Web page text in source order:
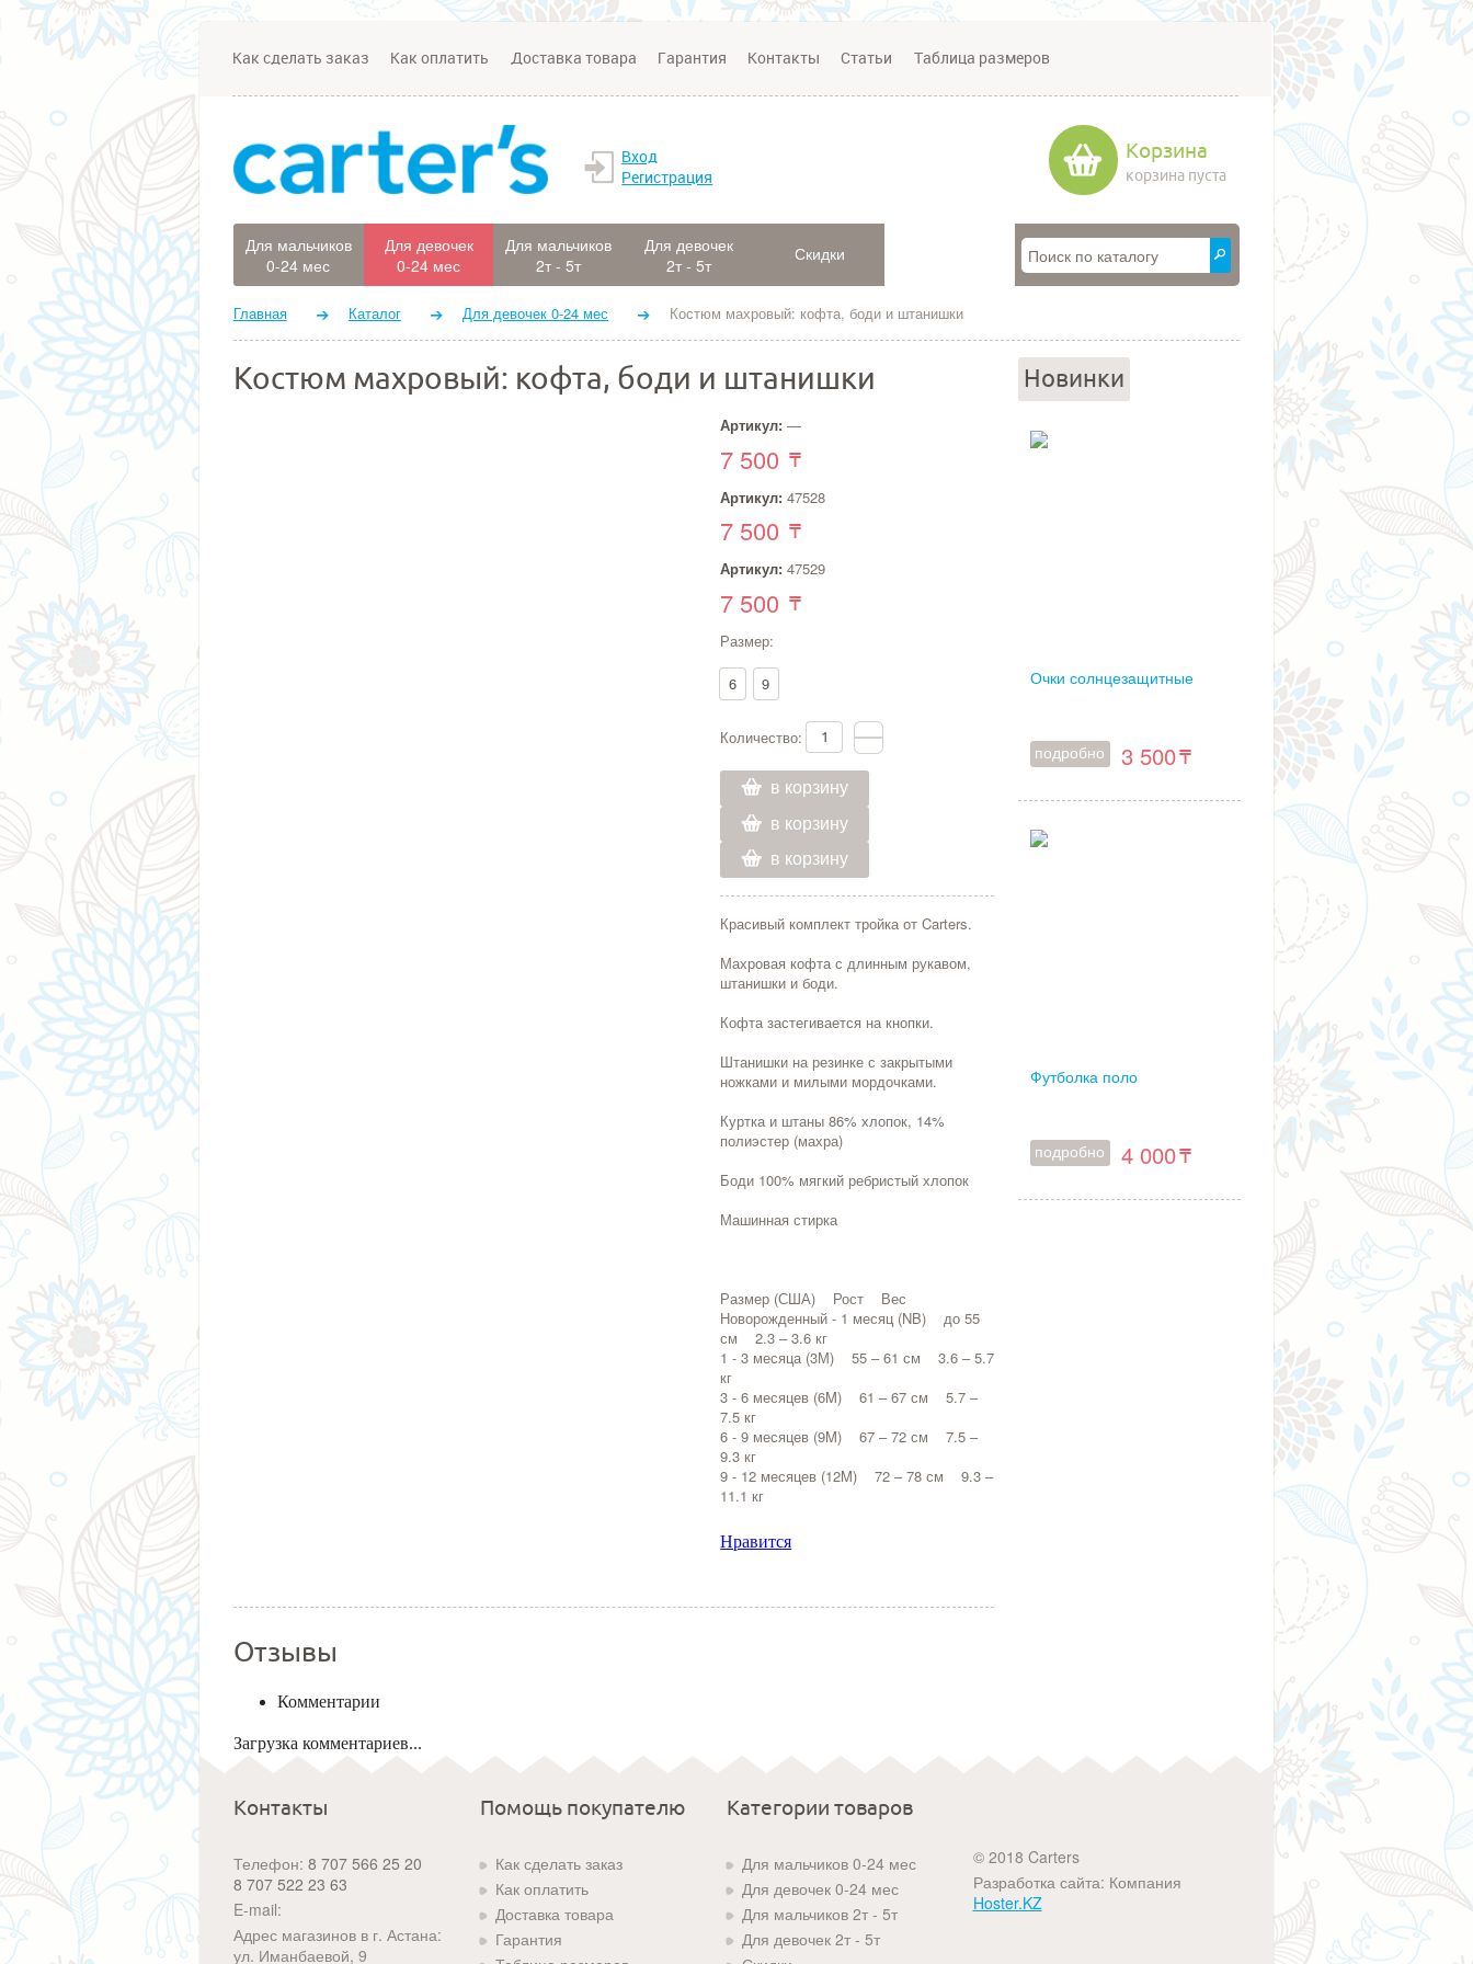
Как сделать заказ Как оплатить Доставка товара Гарантия Контакты Статьи Таблица размеров
Вход
Регистрация
Корзина
корзина пуста
Для мальчиков
0-24 мес
Для девочек
0-24 мес
Для мальчиков
2т - 5т
Для девочек
2т - 5т
Скидки
Главная Каталог Для девочек 0-24 мес Костюм махровый: кофта, боди и штанишки
Костюм махровый: кофта, боди и штанишки
Артикул: —
7 500
Артикул: 47528
7 500
Артикул: 47529
7 500
Размер:
6 9
Количество:
в корзину
в корзину
в корзину
Красивый комплект тройка от Carters.
Махровая кофта с длинным рукавом,
штанишки и боди.
Кофта застегивается на кнопки.
Штанишки на резинке с закрытыми
ножками и милыми мордочками.
Куртка и штаны 86% хлопок, 14%
полиэстер (махра)
Боди 100% мягкий ребристый хлопок
Машинная стирка
Размер (США) Рост Вес
Новорожденный - 1 месяц (NB) до 55
см 2.3 – 3.6 кг
1 - 3 месяца (3М) 55 – 61 см 3.6 – 5.7
кг
3 - 6 месяцев (6M) 61 – 67 см 5.7 –
7.5 кг
6 - 9 месяцев (9M) 67 – 72 см 7.5 –
9.3 кг
9 - 12 месяцев (12M) 72 – 78 см 9.3 –
11.1 кг
Нравится
Отзывы
Комментарии
Загрузка комментариев...
Новинки
Очки солнцезащитные
подробно 3 500
Футболка поло
подробно 4 000
Контакты
Телефон: 8 707 566 25 20
8 707 522 23 63
E-mail:
Адрес магазинов в г. Астана:
ул. Иманбаевой, 9
Помощь покупателю
Как сделать заказ
Как оплатить
Доставка товара
Гарантия
Категории товаров
Для мальчиков 0-24 мес
Для девочек 0-24 мес
Для мальчиков 2т - 5т
Для девочек 2т - 5т
© 2018 Carters
Разработка сайта: Компания
Hoster.KZ